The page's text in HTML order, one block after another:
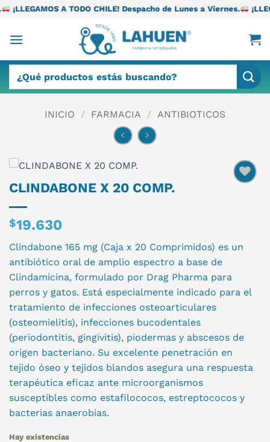
Saltar
contenido
TODO CHILE! Despacho de Lunes a Viernes. ¡LLEGAMOS A
por:
INICIO / FARMACIA / ANTIBIOTICOS
CLINDABONE X 20 COMP.
$19.630
Clindabone 165 mg (Caja x 20 Comprimidos) es un
antibiótico oral de amplio espectro a base de
Clindamicina, formulado por Drag Pharma para
perros y gatos. Está especialmente indicado para el
tratamiento de infecciones osteoarticulares
(osteomielitis), infecciones bucodentales
(periodontitis, gingivitis), piodermas y abscesos de
origen bacteriano. Su excelente penetración en
tejido óseo y tejidos blandos asegura una respuesta
terapéutica eficaz ante microorganismos
susceptibles como estafilococos, estreptococos y
bacterias anaerobias.
Hay existencias